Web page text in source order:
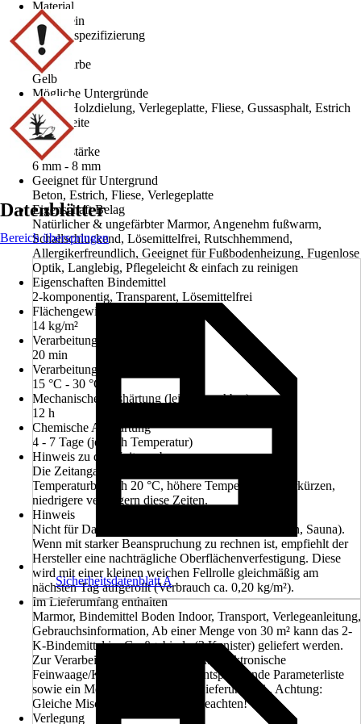
Material
Naturstein
Materialspezifizierung
Marmor
Grundfarbe
Gelb
Mögliche Untergründe
Beton, Holzdielung, Verlegeplatte, Fliese, Gussasphalt, Estrich
Reichweite
1 m²
Schichtstärke
6 mm - 8 mm
Geeignet für Untergrund
Beton, Estrich, Fliese, Verlegeplatte
Eigenschaft Belag
Natürlicher & ungefärbter Marmor, Angenehm fußwarm,
Schallschluckend, Lösemittelfrei, Rutschhemmend,
Allergikerfreundlich, Geeignet für Fußbodenheizung, Fugenlose
Optik, Langlebig, Pflegeleicht & einfach zu reinigen
Eigenschaften Bindemittel
2-komponentig, Transparent, Lösemittelfrei
Flächengewicht/Verbrauch
14 kg/m²
Verarbeitungszeit ca.
20 min
Verarbeitungstemperatur
15 °C - 30 °C
Mechanische Aushärtung (leicht begehbar)
12 h
Chemische Aushärtung
4 - 7 Tage (je nach Temperatur)
Hinweis zu den Zeitangaben
Die Zeitangaben beziehen sich auf den normalen
Temperaturbereich 20 °C, höhere Temperaturen, verkürzen,
niedrigere verlängern diese Zeiten.
Hinweis
Nicht für Dauernassbereiche geeignet (z.B. Duschen, Sauna).
Wenn mit starker Beanspruchung zu rechnen ist, empfiehlt der
Hersteller eine nachträgliche Oberflächenverfestigung. Diese
wird mit einer kleinen weichen Fellrolle gleichmäßig am
nächsten Tag aufgerollt (Verbrauch ca. 0,20 kg/m²).
Im Lieferumfang enthalten
Marmor, Bindemittel Boden Indoor, Transport, Verlegeanleitung,
Gebrauchsinformation, Ab einer Menge von 30 m² kann das 2-
K-Bindemittel im Großgebinde (2 Kanister) geliefert werden.
Zur Verarbeitung benötigen Sie eine elektronische
Feinwaage/Küchenwaage. Eine entsprechende Parameterliste
sowie ein Meßbecher liegen der Lieferung bei., Achtung:
Gleiche Misch- und Standzeiten beachten!
Verlegung
Datenblätter
Bereich überspringen
Sicherheitsdatenblatt A